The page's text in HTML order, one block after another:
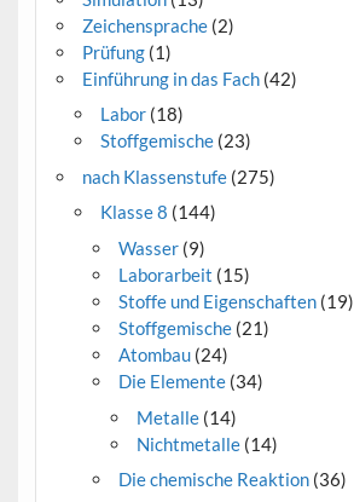
Zeichensprache(2)
Prüfung(1)
Einführung in das Fach(42)
Labor(18)
Stoffgemische(23)
nach Klassenstufe(275)
Klasse 8 (144)
Wasser (9)
Laborarbeit (15)
Stoffe und Eigenschaften (19)
Stoffgemische (21)
Atombau (24)
Die Elemente (34)
Metalle (14)
Nichtmetalle (14)
Die chemische Reaktion (36)